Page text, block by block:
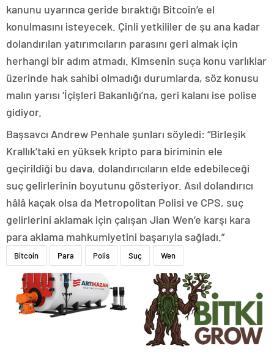
kanunu uyarınca geride bıraktığı Bitcoin’e el
konulmasını isteyecek. Çinli yetkililer de şu ana kadar
dolandırılan yatırımcıların parasını geri almak için
herhangi bir adım atmadı. Kimsenin suça konu varlıklar
üzerinde hak sahibi olmadığı durumlarda, söz konusu
malın yarısı ‘İçişleri Bakanlığı’na, geri kalanı ise polise
gidiyor.
Başsavcı Andrew Penhale şunları söyledi: “Birleşik
Krallık’taki en yüksek kripto para biriminin ele
geçirildiği bu dava, dolandırıcıların elde edebileceği
suç gelirlerinin boyutunu gösteriyor. Asıl dolandırıcı
hâlâ kaçak olsa da Metropolitan Polisi ve CPS, suç
gelirlerini aklamak için çalışan Jian Wen’e karşı kara
para aklama mahkumiyetini başarıyla sağladı.”
Bitcoin Para Polis Suç Wen